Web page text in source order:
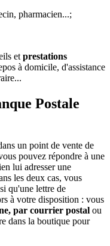
pharmacien...;
et prestations
à domicile, d'assistance
Postale
un point de vente de
pouvez répondre à une
lui adresser une
les deux cas, vous
qu'une lettre de
à votre disposition : vous
par courrier postal ou
dans la boutique pour